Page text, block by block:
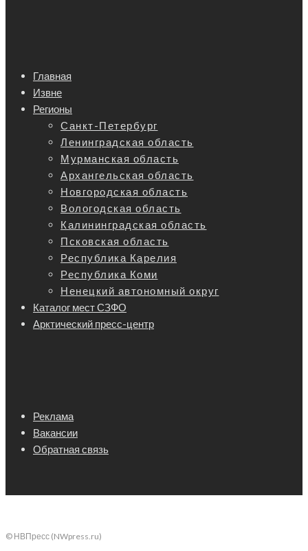
Главная
Извне
Регионы
Санкт-Петербург
Ленинградская область
Мурманская область
Архангельская область
Новгородская область
Вологодская область
Калининградская область
Псковская область
Республика Карелия
Республика Коми
Ненецкий автономный округ
Каталог мест СЗФО
Арктический пресс-центр
Реклама
Вакансии
Обратная связь
© НВПресс (NWpress.ru)